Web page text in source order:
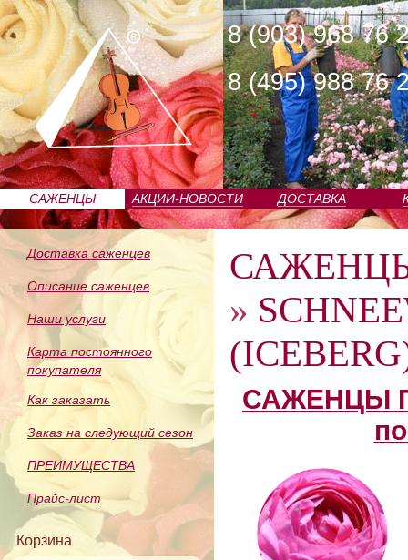
8 (903) 968 76
8 (495) 988 76
САЖЕНЦЫ
ПИТОМНИКА
АКЦИИ-НОВОСТИ ДОСТАВКА
Доставка саженцев
Описание саженцев
Наши услуги
Карта постоянного
покупателя
Как заказать
Заказ на следующий сезон
ПРЕИМУЩЕСТВА
Прайс-лист
Корзина
»
САЖЕНЦЫ